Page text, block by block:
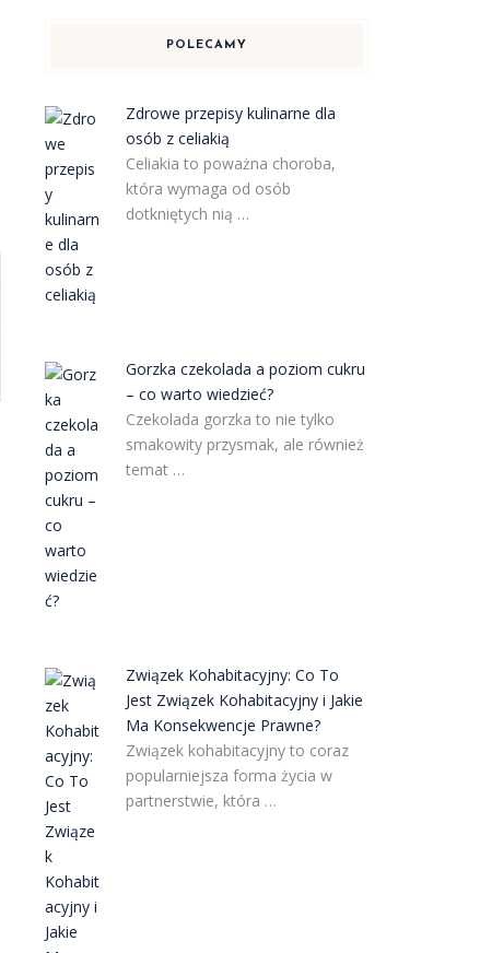
POLECAMY
Zdrowe przepisy kulinarne dla
osób z celiakią
Celiakia to poważna choroba,
która wymaga od osób
dotkniętych nią …
Gorzka czekolada a poziom cukru
– co warto wiedzieć?
Czekolada gorzka to nie tylko
smakowity przysmak, ale również
temat …
Związek Kohabitacyjny: Co To
Jest Związek Kohabitacyjny i Jakie
Ma Konsekwencje Prawne?
Związek kohabitacyjny to coraz
popularniejsza forma życia w
partnerstwie, która …